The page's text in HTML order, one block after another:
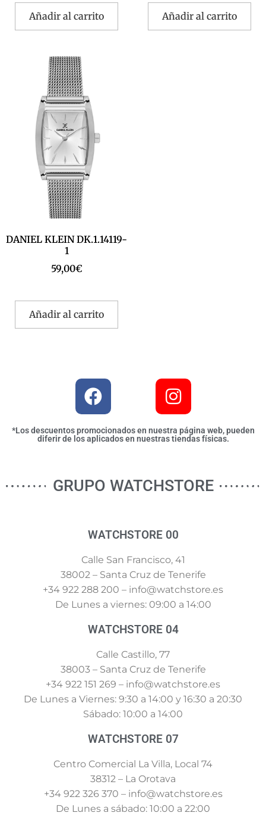
Añadir al carrito Añadir al carrito
DANIEL KLEIN DK.1.14119-
1
59,00€
Añadir al carrito
*Los descuentos promocionados en nuestra página web, pueden
diferir de los aplicados en nuestras tiendas físicas.
GRUPO WATCHSTORE
WATCHSTORE 00
Calle San Francisco, 41
38002 – Santa Cruz de Tenerife
+34 922 288 200 – info@watchstore.es
De Lunes a viernes: 09:00 a 14:00
WATCHSTORE 04
Calle Castillo, 77
38003 – Santa Cruz de Tenerife
+34 922 151 269 – info@watchstore.es
De Lunes a Viernes: 9:30 a 14:00 y 16:30 a 20:30
Sábado: 10:00 a 14:00
WATCHSTORE 07
Centro Comercial La Villa, Local 74
38312 – La Orotava
+34 922 326 370 – info@watchstore.es
De Lunes a sábado: 10:00 a 22:00